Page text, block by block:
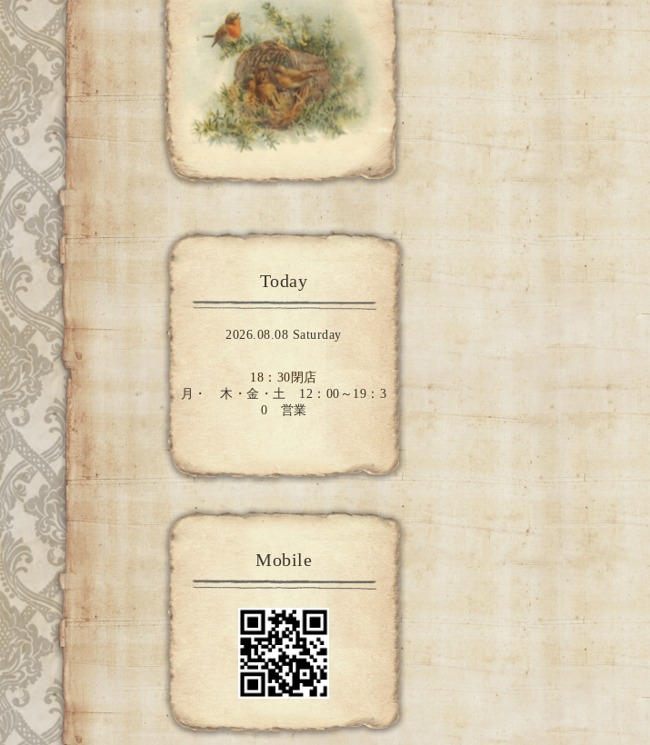
Today
2026.08.08 Saturday
18：30閉店
月・ 木・金・土 12：00～19：3
0 営業
Mobile